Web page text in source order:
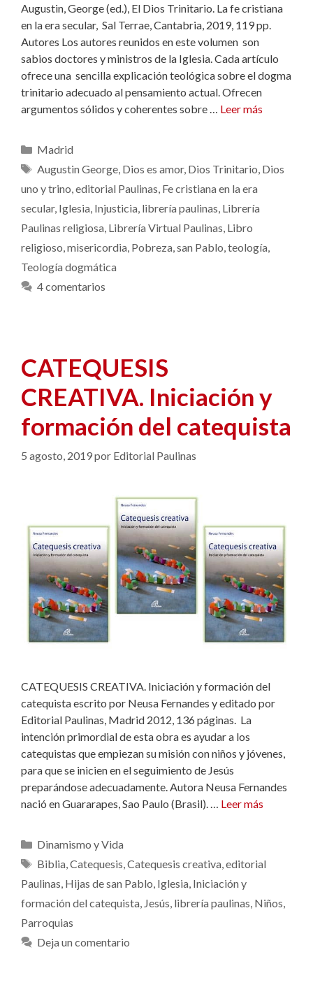
Augustin, George (ed.), El Dios Trinitario. La fe cristiana
en la era secular, Sal Terrae, Cantabria, 2019, 119 pp.
Autores Los autores reunidos en este volumen son
sabios doctores y ministros de la Iglesia. Cada artículo
ofrece una sencilla explicación teológica sobre el dogma
trinitario adecuado al pensamiento actual. Ofrecen
argumentos sólidos y coherentes sobre … Leer más
Categorías
Madrid
Etiquetas
Augustin George, Dios es amor, Dios Trinitario Dios
uno y trino editorial Paulinas Fe cristiana en la era
secular, Iglesia Injusticia librería paulinas Librería
Paulinas religiosa Librería Virtual Paulinas Libro
religioso misericordia Pobreza san Pablo teología
Teología dogmática
4 comentarios
CATEQUESIS
CREATIVA. Iniciación y
formación del catequista
5 agosto, 2019por Editorial Paulinas
CATEQUESIS CREATIVA. Iniciación y formación del
catequista escrito por Neusa Fernandes y editado por
Editorial Paulinas, Madrid 2012, 136 páginas. La
intención primordial de esta obra es ayudar a los
catequistas que empiezan su misión con niños y jóvenes,
para que se inicien en el seguimiento de Jesús
preparándose adecuadamente. Autora Neusa Fernandes
nació en Guararapes, Sao Paulo (Brasil). … Leer más
Categorías
Dinamismo y Vida
Etiquetas
Biblia,Catequesis,Catequesis creativa,editorial
Paulinas, Hijas de san Pablo, Iglesia, Iniciación y
formación del catequista, Jesús, librería paulinas, Niños,
Parroquias
Deja un comentario